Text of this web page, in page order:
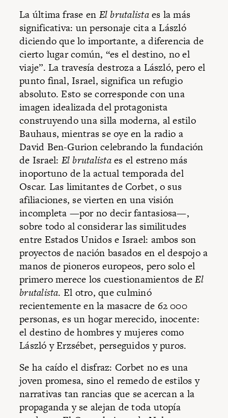
La última frase en El brutalistaes la más
significativa: un personaje cita a László
diciendo que lo importante, a diferencia de
cierto lugar común, “es el destino, no el
viaje”. La travesía destroza a László, pero el
punto final, Israel, significa un refugio
absoluto. Esto se corresponde con una
imagen idealizada del protagonista
construyendo una silla moderna, al estilo
Bauhaus, mientras se oye en la radio a
David Ben-Gurion celebrando la fundación
de Israel: El brutalistaes el estreno más
inoportuno de la actual temporada del
Oscar. Las limitantes de Corbet, o sus
afiliaciones, se vierten en una visión
incompleta —por no decir fantasiosa—,
sobre todo al considerar las similitudes
entre Estados Unidos e Israel: ambos son
proyectos de nación basados en el despojo a
manos de pioneros europeos, pero solo el
primero merece los cuestionamientos deEl
brutalista. El otro, que culminó
recientemente en la masacre de 62 000
personas, es un hogar merecido, inocente:
el destino de hombres y mujeres como
László y Erzsébet, perseguidos y puros.
Se ha caído el disfraz: Corbet no es una
joven promesa, sino el remedo de estilos y
narrativas tan rancias que se acercan a la
propaganda y se alejan de toda utopía